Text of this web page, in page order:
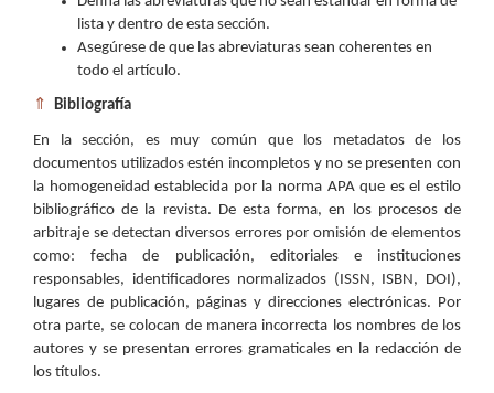
lista y dentro de esta sección.
Asegúrese de que las abreviaturas sean coherentes en
todo el artículo.
⇑ Bibliografía
En la sección, es muy común que los metadatos de los
documentos utilizados estén incompletos y no se presenten con
la homogeneidad establecida por la norma APA que es el estilo
bibliográfico de la revista. De esta forma, en los procesos de
arbitraje se detectan diversos errores por omisión de elementos
como: fecha de publicación, editoriales e instituciones
responsables, identificadores normalizados (ISSN, ISBN, DOI),
lugares de publicación, páginas y direcciones electrónicas. Por
otra parte, se colocan de manera incorrecta los nombres de los
autores y se presentan errores gramaticales en la redacción de
los títulos.